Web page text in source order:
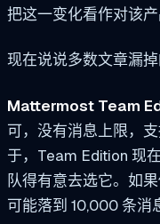
把这一变化看作对该
现在说说多数文章漏掉
Mattermost Team
可，没有消息上限，
于，Team Edition 现
队得有意去选它。如
可能落到 10,000 条消